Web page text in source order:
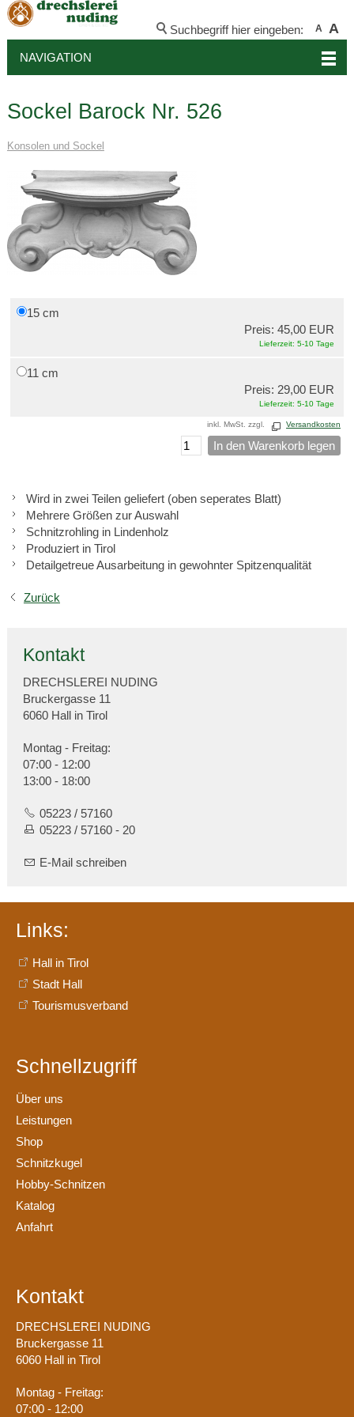
A A
Suchbegriff hier eingeben:
NAVIGATION
Sockel Barock Nr. 526
Konsolen und Sockel
15 cm
Preis: 45,00 EUR
Lieferzeit: 5-10 Tage
11 cm
Preis: 29,00 EUR
Lieferzeit: 5-10 Tage
inkl. MwSt. zzgl. Versandkosten
In den Warenkorb legen
Wird in zwei Teilen geliefert (oben seperates Blatt)
Mehrere Größen zur Auswahl
Schnitzrohling in Lindenholz
Produziert in Tirol
Detailgetreue Ausarbeitung in gewohnter Spitzenqualität
Zurück
Kontakt
DRECHSLEREI NUDING
Bruckergasse 11
6060 Hall in Tirol
Montag - Freitag:
07:00 - 12:00
13:00 - 18:00
05223 / 57160
05223 / 57160 - 20
E-Mail schreiben
Links:
Hall in Tirol
Stadt Hall
Tourismusverband
Schnellzugriff
Über uns
Leistungen
Shop
Schnitzkugel
Hobby-Schnitzen
Katalog
Anfahrt
Kontakt
DRECHSLEREI NUDING
Bruckergasse 11
6060 Hall in Tirol
Montag - Freitag:
07:00 - 12:00